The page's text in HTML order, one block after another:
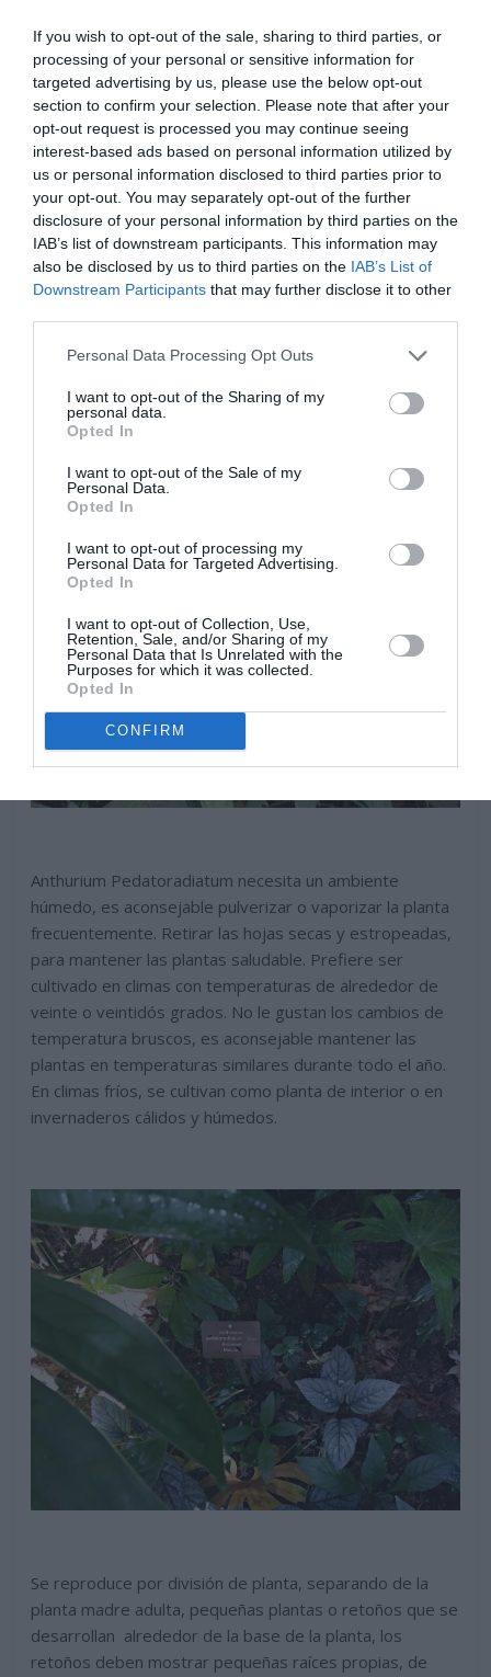
If you wish to opt-out of the sale, sharing to third parties, or
processing of your personal or sensitive information for
targeted advertising by us, please use the below opt-out
section to confirm your selection. Please note that after your
opt-out request is processed you may continue seeing
interest-based ads based on personal information utilized by
us or personal information disclosed to third parties prior to
your opt-out. You may separately opt-out of the further
disclosure of your personal information by third parties on the
IAB’s list of downstream participants. This information may
also be disclosed by us to third parties on the IAB’s List of
Downstream Participants that may further disclose it to other
Personal Data Processing Opt Outs
I want to opt-out of the Sharing of my
personal data.
Opted In
I want to opt-out of the Sale of my
Personal Data.
Opted In
I want to opt-out of processing my
Personal Data for Targeted Advertising.
Opted In
I want to opt-out of Collection, Use,
Retention, Sale, and/or Sharing of my
Personal Data that Is Unrelated with the
Purposes for which it was collected.
Opted In
CONFIRM
Riegos regulares, especialmente en primavera y verano
con temperaturas cálidas, dejando secar ligeramente el
sustrato entre riegos y evitando encharcar la tierra,
distanciar los riegos en otoño e invierno si las
temperaturas se suavizan. Adecuar los riegos a las
de riego, las hojas oscurecen y se rizan, si el riego es
producir pudriciones de raíces, y del tallo principal de la
planta.
Anthurium Pedatoradiatum necesita un ambiente
húmedo, es aconsejable pulverizar o vaporizar la planta
frecuentemente. Retirar las hojas secas y estropeadas,
para mantener las plantas saludable. Prefiere ser
cultivado en climas con temperaturas de alrededor de
veinte o veintidós grados. No le gustan los cambios de
temperatura bruscos, es aconsejable mantener las
plantas en temperaturas similares durante todo el año.
En climas fríos, se cultivan como planta de interior o en
invernaderos cálidos y húmedos.
Se reproduce por división de planta, separando de la
planta madre adulta, pequeñas plantas o retoños que se
desarrollan alrededor de la base de la planta, los
retoños deben mostrar pequeñas raíces propias, de